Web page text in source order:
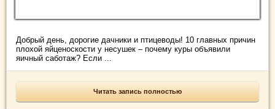
Добрый день, дорогие дачники и птицеводы! 10 главных причин
плохой яйценоскости у несушек – почему куры объявили
яичный саботаж? Если ...
Читать запись полностью